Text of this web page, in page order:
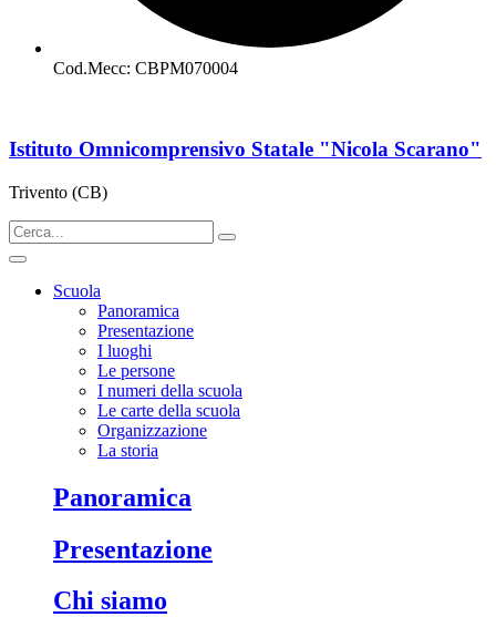
Cod.Mecc: CBPM070004
Istituto Omnicomprensivo Statale "Nicola Scarano"
Trivento (CB)
Scuola
Panoramica
Presentazione
I luoghi
Le persone
I numeri della scuola
Le carte della scuola
Organizzazione
La storia
Panoramica
Presentazione
Chi siamo